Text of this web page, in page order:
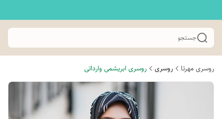
جستجو
روسری مهرتا روسری روسری ابریشمی وارداتی